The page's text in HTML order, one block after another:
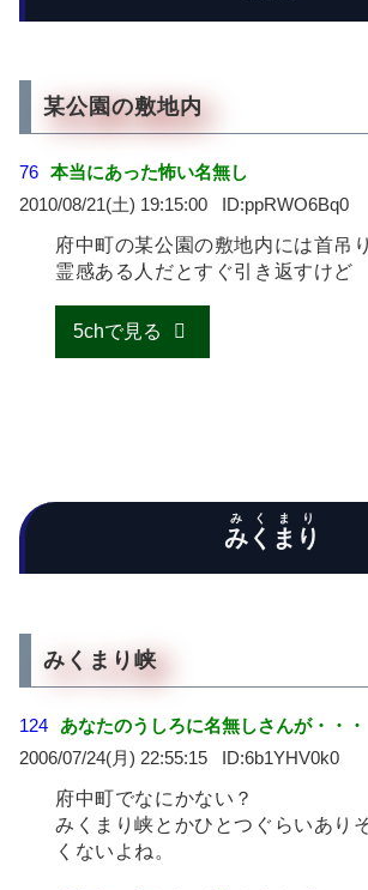
某公園の敷地内
76 本当にあった怖い名無し
2010/08/21(土) 19:15:00
ppRWO6Bq0
府中町の某公園の敷地内には首吊
霊感ある人だとすぐ引き返すけど
5chで見る
みくまり
みくまり
みくまり峡
124
あなたのうしろに名無しさんが・・・
2006/07/24(月) 22:55:15
6b1YHV0k0
府中町でなにかない？
みくまり峡とかひとつぐらいあり
くないよね。